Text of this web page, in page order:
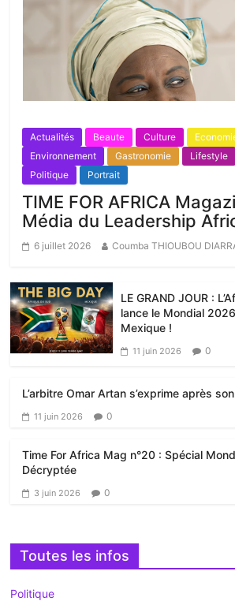
Actualités Beaute Culture
Environnement
Gastronomie Lifestyle
Politique
Portrait
TIME FOR AFRICA
Média du Leadership
6 juillet 2026 Coumba THIOUBOU
LE GRAND JOUR :
lance le Mondial
Mexique !
11 juin 2026 0
L’arbitre Omar Artan s’exprime après
11 juin 2026 0
Time For Africa Mag n°20 : Spécial
Décryptée
3 juin 2026 0
Toutes les infos
Politique